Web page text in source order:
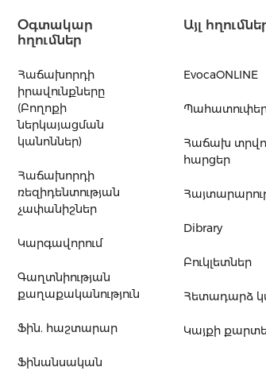
Օգտակար
հղումներ
Հաճախորդի
իրավունքները
(Բողոքի
ներկայացման
կանոններ)
Հաճախորդի
ռեզիդենտության
չափանիշներ
Կարգավորում
Գաղտնիության
քաղաքականություն
Ֆին. հաշտարար
Ֆինանսական
Այլ
EvocaONLINE
Հաճախ
հարցեր
Dibrary
Բուկլետներ
Հետադարձ
Կայքի